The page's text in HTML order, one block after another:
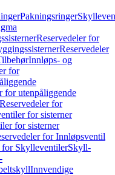
Pakningsringer
Reservedeler for
Reservedeler
Innløps- og
for
for utenpåliggende
Reservedeler for
for sisterner
for sisterner
for Innløpsventil
for SkylleventilerSkyll-
Innvendige